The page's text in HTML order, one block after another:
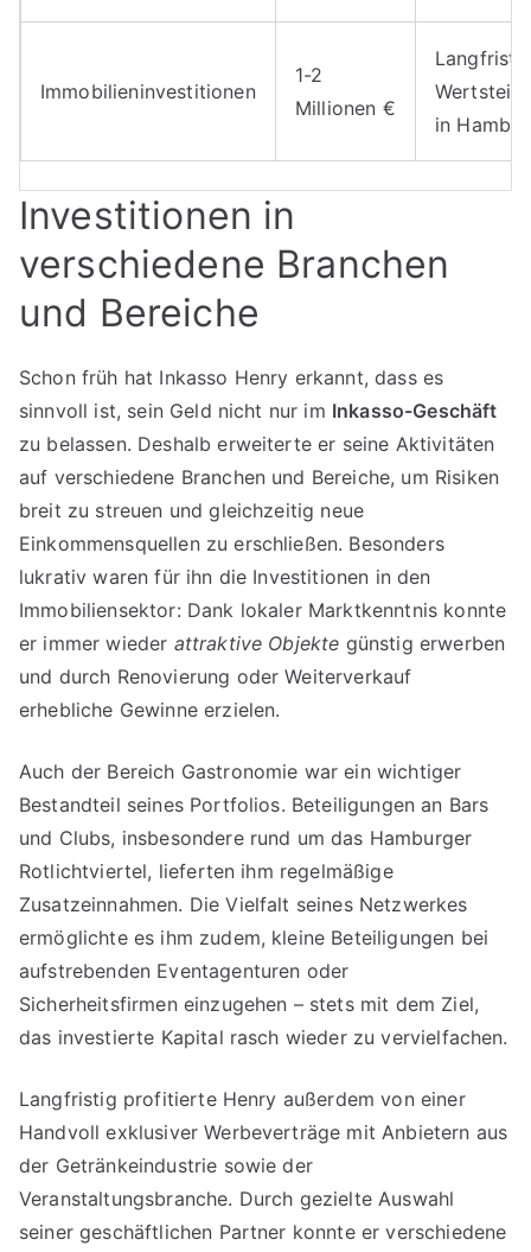
Immobilieninvestitionen
1-2
Millionen €
in
Investitionen in
verschiedene Branchen
und Bereiche
Schon früh hat Inkasso Henry erkannt, dass es
sinnvoll ist, sein Geld nicht nur im Inkasso-Geschäft
zu belassen. Deshalb erweiterte er seine Aktivitäten
auf verschiedene Branchen und Bereiche, um Risiken
breit zu streuen und gleichzeitig neue
Einkommensquellen zu erschließen. Besonders
lukrativ waren für ihn die Investitionen in den
Immobiliensektor: Dank lokaler Marktkenntnis konnte
er immer wieder attraktive Objekte günstig erwerben
und durch Renovierung oder Weiterverkauf
erhebliche Gewinne erzielen.
Auch der Bereich Gastronomie war ein wichtiger
Bestandteil seines Portfolios. Beteiligungen an Bars
und Clubs, insbesondere rund um das Hamburger
Rotlichtviertel, lieferten ihm regelmäßige
Zusatzeinnahmen. Die Vielfalt seines Netzwerkes
ermöglichte es ihm zudem, kleine Beteiligungen bei
aufstrebenden Eventagenturen oder
Sicherheitsfirmen einzugehen – stets mit dem Ziel,
das investierte Kapital rasch wieder zu vervielfachen.
Langfristig profitierte Henry außerdem von einer
Handvoll exklusiver Werbeverträge mit Anbietern aus
der Getränkeindustrie sowie der
Veranstaltungsbranche. Durch gezielte Auswahl
seiner geschäftlichen Partner konnte er verschiedene